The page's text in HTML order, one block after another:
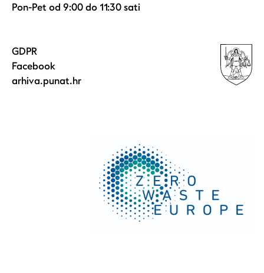
Pon-Pet od 9:00 do 11:30 sati
GDPR
Facebook
arhiva.punat.hr